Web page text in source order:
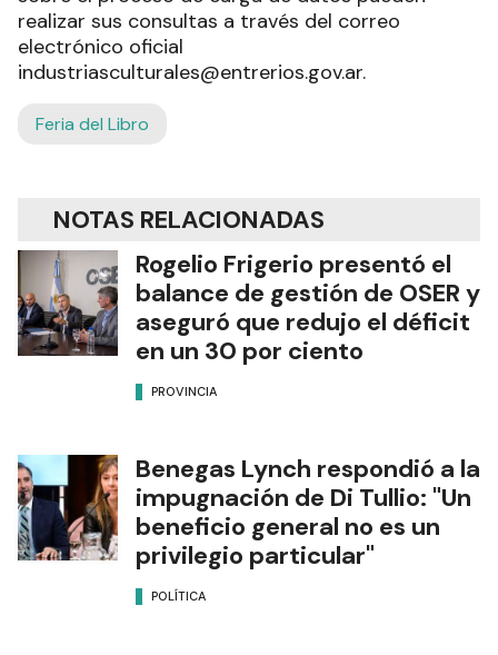
realizar sus consultas a través del correo
electrónico oficial
industriasculturales@entrerios.gov.ar.
Feria del Libro
NOTAS RELACIONADAS
Rogelio Frigerio presentó el
balance de gestión de OSER y
aseguró que redujo el déficit
en un 30 por ciento
PROVINCIA
Benegas Lynch respondió a la
impugnación de Di Tullio: "Un
beneficio general no es un
privilegio particular"
POLÍTICA